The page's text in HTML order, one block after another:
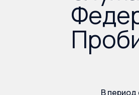
В период